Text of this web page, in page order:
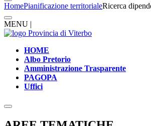
HomePianificazione territorialeRicerca
MENU |
HOME
Albo Pretorio
Amministrazione Trasparente
PAGOPA
Uffici